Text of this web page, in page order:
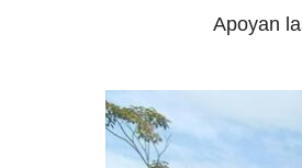
Apoyan